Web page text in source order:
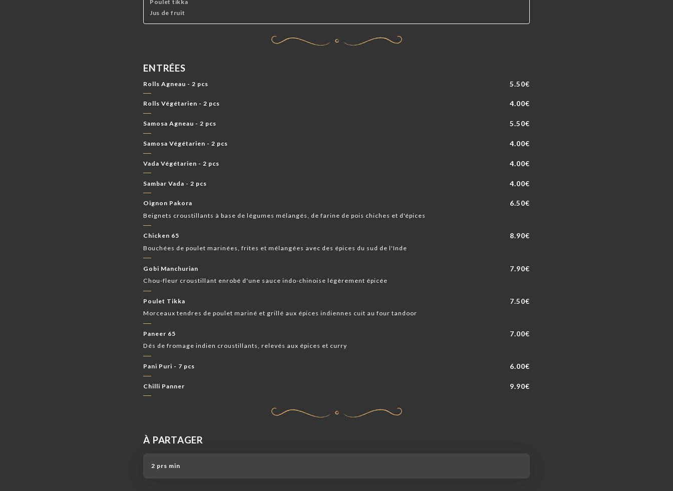
Poulet tikka
Jus de fruit
ENTRÉES
Rolls Agneau - 2 pcs 5.50€
Rolls Végétarien - 2 pcs 4.00€
Samosa Agneau - 2 pcs 5.50€
Samosa Végétarien - 2 pcs 4.00€
Vada Végétarien - 2 pcs 4.00€
Sambar Vada - 2 pcs 4.00€
Oignon Pakora 6.50€
Beignets croustillants à base de légumes mélangés, de farine de pois chiches et d'épices
Chicken 65 8.90€
Bouchées de poulet marinées, frites et mélangées avec des épices du sud de l'Inde
Gobi Manchurian 7.90€
Chou-fleur croustillant enrobé d'une sauce indo-chinoise légèrement épicée
Poulet Tikka 7.50€
Morceaux tendres de poulet mariné et grillé aux épices indiennes cuit au four tandoor
Paneer 65 7.00€
Dés de fromage indien croustillants, relevés aux épices et curry
Pani Puri - 7 pcs 6.00€
Chilli Panner 9.90€
À PARTAGER
2 prs min